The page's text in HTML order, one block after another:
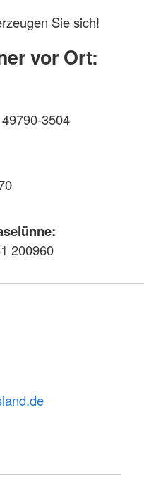
Sie sich!
vor Ort:
3504
200960